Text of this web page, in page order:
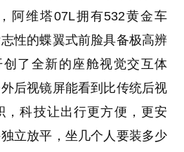
阿维塔07L拥有532黄金车
性的蝶翼式前脸具备极高辨
了全新的座舱视觉交互体
后视镜屏能看到比传统后视
，科技让出行更方便，更安
立放平，坐几个人要装多少